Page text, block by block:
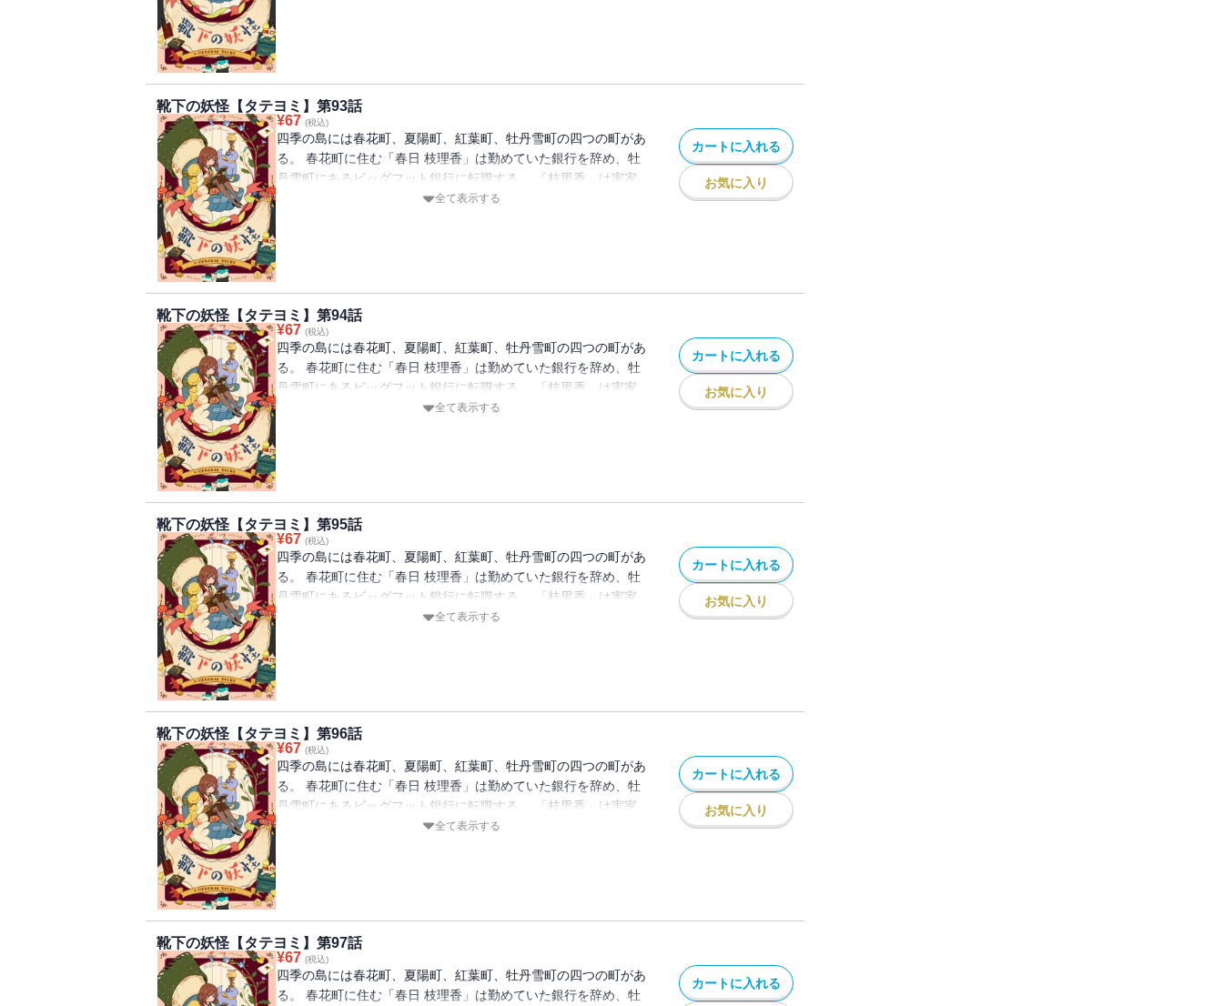
靴下の妖怪【タテヨミ】第93話
¥67 (税込)
四季の島には春花町、夏陽町、紅葉町、牡丹雪町の四つの町があ
る。 春花町に住む「春日 枝理香」は勤めていた銀行を辞め、牡
丹雪町にあるビッグフット銀行に転職する。 「枝里香」は実家
を離れ、慣れないところで新しい生活を始めたが、なぜか毎日靴
全て表示する
カートに入れる
お気に入り
靴下の妖怪【タテヨミ】第94話
¥67 (税込)
四季の島には春花町、夏陽町、紅葉町、牡丹雪町の四つの町があ
る。 春花町に住む「春日 枝理香」は勤めていた銀行を辞め、牡
丹雪町にあるビッグフット銀行に転職する。 「枝里香」は実家
を離れ、慣れないところで新しい生活を始めたが、なぜか毎日靴
全て表示する
カートに入れる
お気に入り
靴下の妖怪【タテヨミ】第95話
¥67 (税込)
四季の島には春花町、夏陽町、紅葉町、牡丹雪町の四つの町があ
る。 春花町に住む「春日 枝理香」は勤めていた銀行を辞め、牡
丹雪町にあるビッグフット銀行に転職する。 「枝里香」は実家
を離れ、慣れないところで新しい生活を始めたが、なぜか毎日靴
全て表示する
カートに入れる
お気に入り
靴下の妖怪【タテヨミ】第96話
¥67 (税込)
四季の島には春花町、夏陽町、紅葉町、牡丹雪町の四つの町があ
る。 春花町に住む「春日 枝理香」は勤めていた銀行を辞め、牡
丹雪町にあるビッグフット銀行に転職する。 「枝里香」は実家
を離れ、慣れないところで新しい生活を始めたが、なぜか毎日靴
全て表示する
カートに入れる
お気に入り
靴下の妖怪【タテヨミ】第97話
¥67 (税込)
四季の島には春花町、夏陽町、紅葉町、牡丹雪町の四つの町があ
る。 春花町に住む「春日 枝理香」は勤めていた銀行を辞め、牡
カートに入れる